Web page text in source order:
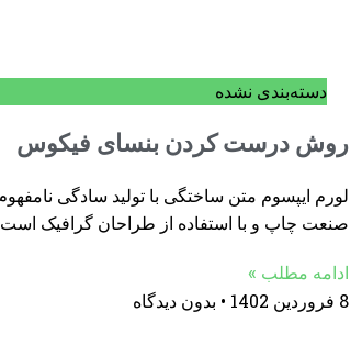
دسته‌بندی نشده
روش درست کردن بنسای فیکوس
لورم ایپسوم متن ساختگی با تولید سادگی نامفهوم
صنعت چاپ و با استفاده از طراحان گرافیک
ادامه مطلب »
8 فروردین 1402 بدون دیدگاه